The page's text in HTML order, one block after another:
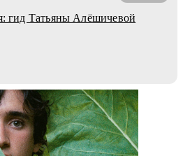
гид Татьяны Алёшичевой